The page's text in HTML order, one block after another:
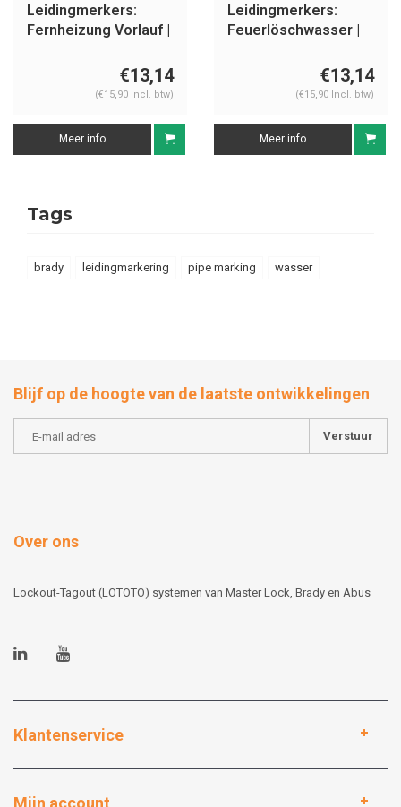
Leidingmerkers:
Fernheizung Vorlauf |
€13,14
(€15,90 Incl. btw)
Meer info
Leidingmerkers:
Feuerlöschwasser |
€13,14
(€15,90 Incl. btw)
Meer info
Tags
brady leidingmarkering pipe marking wasser
Blijf op de hoogte van de laatste ontwikkelingen
Verstuur
Over ons
Lockout-Tagout (LOTOTO) systemen van Master Lock, Brady en Abus
Klantenservice
Mijn account